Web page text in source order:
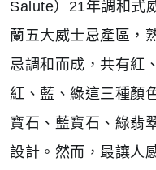
Salute）21年調和式
蘭五大威士忌產區，
忌調和而成，共有紅
紅、藍、綠這三種顏
寶石、藍寶石、綠翡
設計。然而，最讓人